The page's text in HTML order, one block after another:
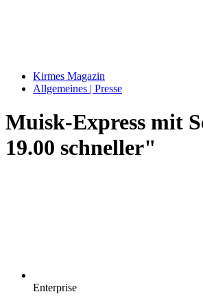
Kirmes Magazin
Allgemeines | Presse
Muisk-Express mit
19.00 schneller"
Enterprise